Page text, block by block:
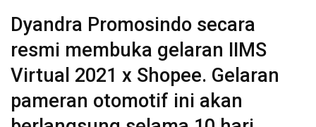
Dyandra Promosindo secara
resmi membuka gelaran IIMS
Virtual 2021 x Shopee. Gelaran
pameran otomotif ini akan